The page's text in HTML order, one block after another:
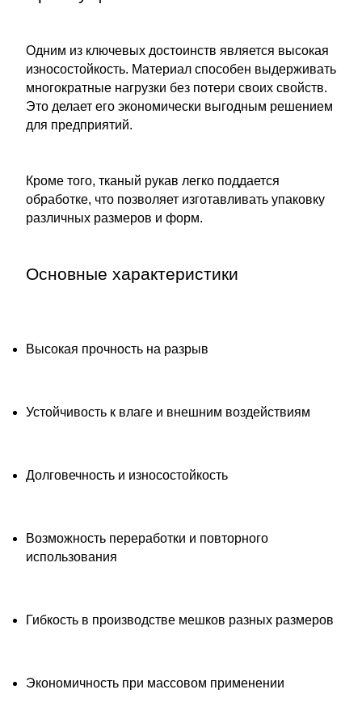
Одним из ключевых достоинств является высокая
износостойкость. Материал способен выдерживать
многократные нагрузки без потери своих свойств.
Это делает его экономически выгодным решением
для предприятий.
Кроме того, тканый рукав легко поддается
обработке, что позволяет изготавливать упаковку
различных размеров и форм.
Основные характеристики
Высокая прочность на разрыв
Устойчивость к влаге и внешним воздействиям
Долговечность и износостойкость
Возможность переработки и повторного
использования
Гибкость в производстве мешков разных размеров
Экономичность при массовом применении